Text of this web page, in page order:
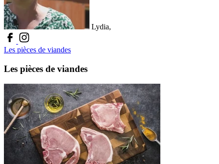
Lydia,
Les pièces de viandes
Les pièces de viandes